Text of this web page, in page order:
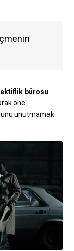
bürosu
öne
unutmamak